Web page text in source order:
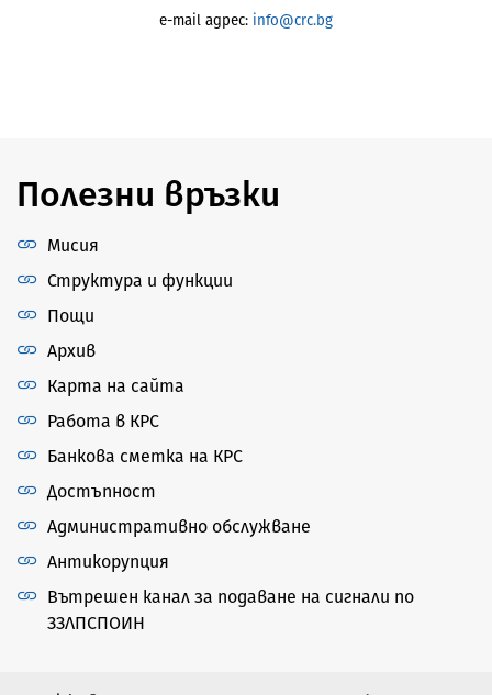
e-mail адрес: info@crc.bg
Полезни връзки
Мисия
Структура и функции
Пощи
Архив
Карта на сайта
Работа в КРС
Банкова сметка на КРС
Достъпност
Административно обслужване
Антикорупция
Вътрешен канал за подаване на сигнали по
ЗЗЛПСПОИН